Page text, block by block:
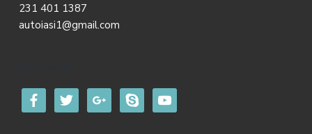
231 401 1387
autoiasi1@gmail.com
facebooktwitter google skype youtube